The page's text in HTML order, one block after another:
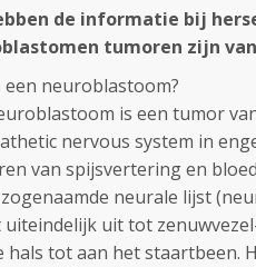
de informatie bij
tumoren zijn
een neuroblastoom?
is een tumor
nervous system in
van spijsvertering en
neurale lijst
uit tot
hals tot aan het staartbeen.